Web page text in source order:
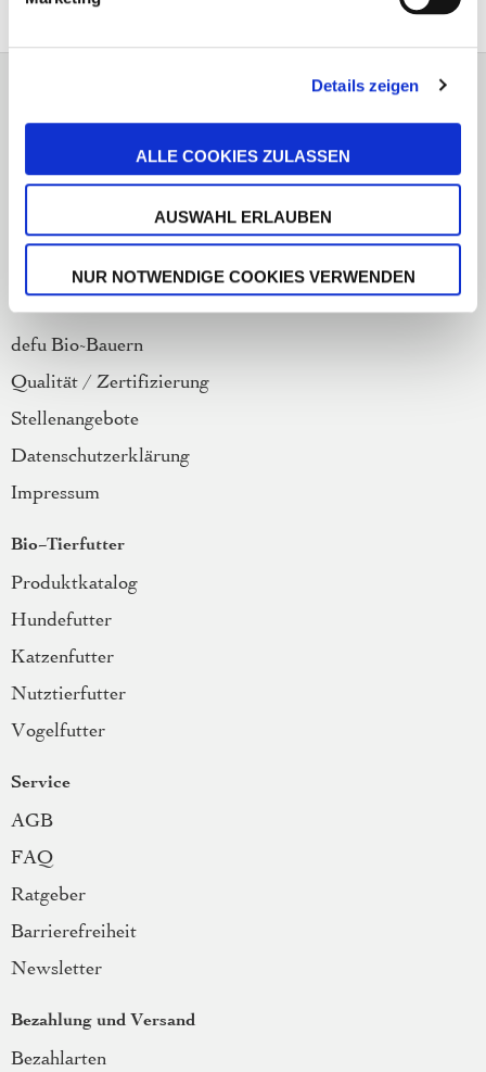
Details zeigen
ALLE COOKIES ZULASSEN
AUSWAHL ERLAUBEN
NUR NOTWENDIGE COOKIES VERWENDEN
+49 (0) 6257 9340-15
Mo. - Fr. 9:00-13:00 Uhr
Über uns
defu Bio-Bauern
Qualität / Zertifizierung
Stellenangebote
Datenschutzerklärung
Impressum
Bio-Tierfutter
Produktkatalog
Hundefutter
Katzenfutter
Nutztierfutter
Vogelfutter
Service
AGB
FAQ
Ratgeber
Barrierefreiheit
Newsletter
Bezahlung und Versand
Bezahlarten